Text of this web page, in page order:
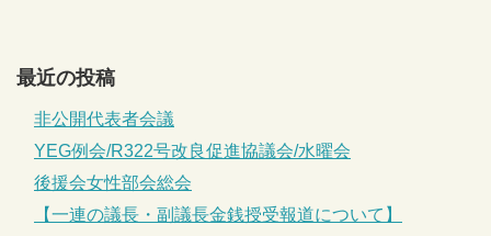
最近の投稿
非公開代表者会議
YEG例会/R322号改良促進協議会/水曜会
後援会女性部会総会
【一連の議長・副議長金銭授受報道について】